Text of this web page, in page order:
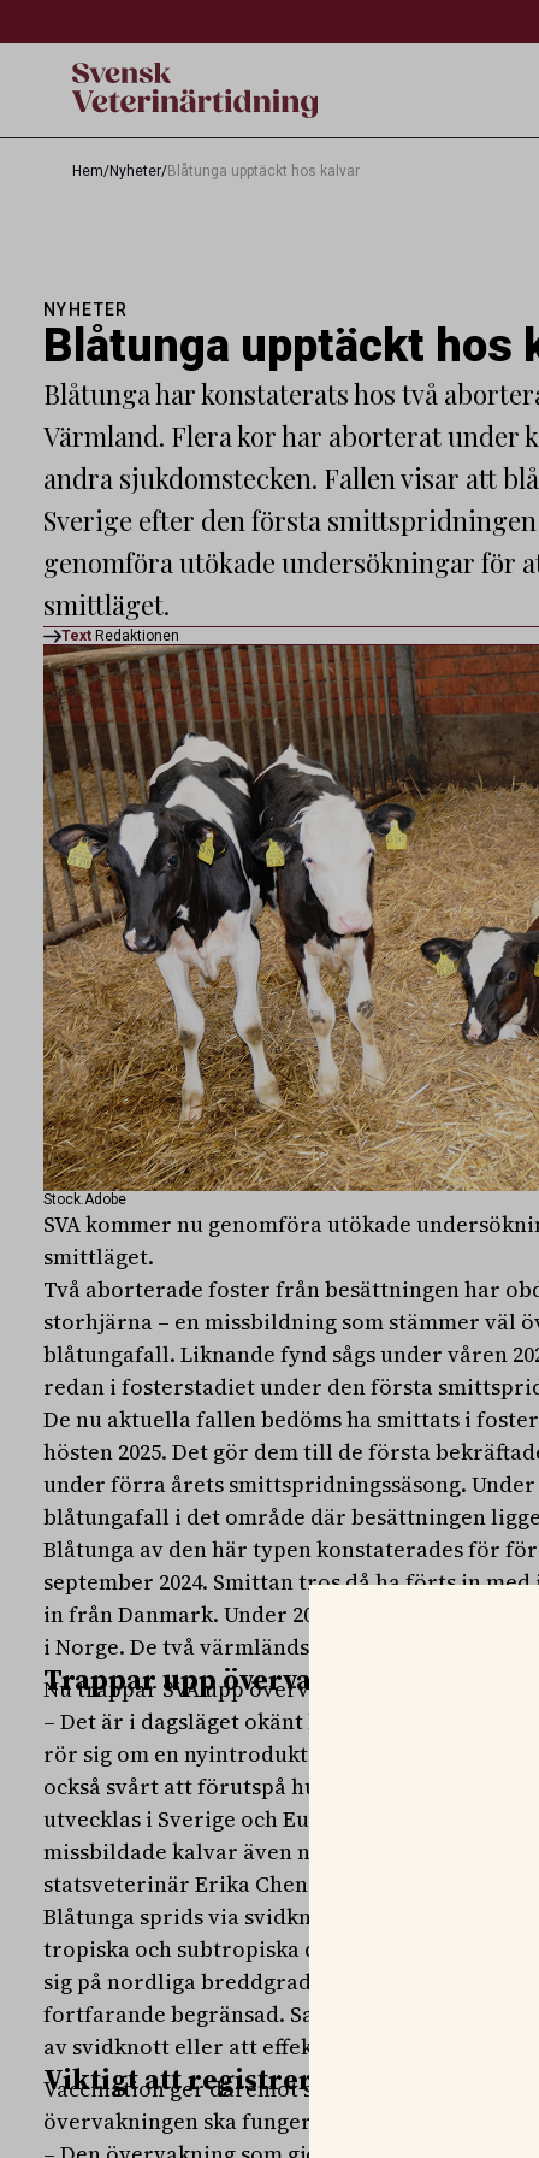
Hem/Nyheter/Blåtunga upptäckt hos kalvar
NYHETER
Blåtunga upptäckt hos
Blåtunga har konstaterats hos två
Värmland. Flera kor har aborterat under
andra sjukdomstecken. Fallen visar att
Sverige efter den första smittspridningen
genomföra utökade undersökningar för
smittläget.
Text Redaktionen
Stock.Adobe
SVA kommer nu genomföra utökade
smittläget.
Två aborterade foster från besättningen har
storhjärna – en missbildning som stämmer väl
blåtungafall. Liknande fynd sågs under våren
redan i fosterstadiet under den första
De nu aktuella fallen bedöms ha smittats i
hösten 2025. Det gör dem till de första
under förra årets smittspridningssäsong.
blåtungafall i det område där besättningen
Blåtunga av den här typen konstaterades för
september 2024. Smittan tros då ha förts in
in från Danmark. Under 2025 har endast ett fall
i Norge. De två värmländska fallen är hittills de
Trappar upp övervakningen
Nu trappar SVA upp övervakningen för att få
– Det är i dagsläget okänt hur den aktuella
rör sig om en nyintroduktion eller om smittan
också svårt att förutspå hur smittspridningen
utvecklas i Sverige och Europa under 2026.
missbildade kalvar även nästa år, men
statsveterinär Erika Chenais.
Blåtunga sprids via svidknott och är en
tropiska och subtropiska delar av världen.
sig på nordliga breddgrader och under
fortfarande begränsad. Samtidigt är det mycket
av svidknott eller att effektivt skydda djur från
Viktigt att registrera vaccinationer
Vaccination ger däremot skydd mot både smitta
övervakningen ska fungera är det viktigt att